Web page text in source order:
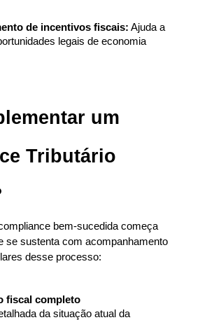
de incentivos fiscais: Ajuda a
legais de economia
um
Tributário
bem-sucedida começa
se sustenta com acompanhamento
desse processo:
fiscal completo
da situação atual da